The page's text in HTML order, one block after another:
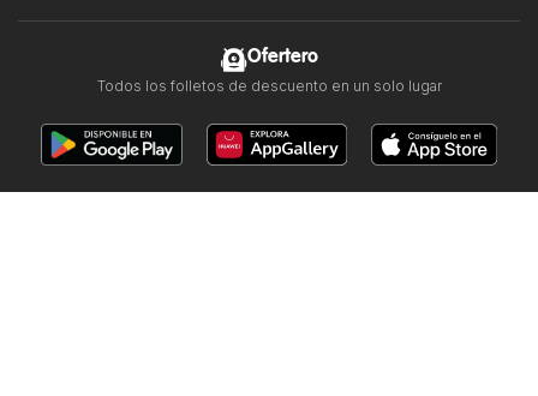
Ofertero
Todos los folletos de descuento en un solo lugar